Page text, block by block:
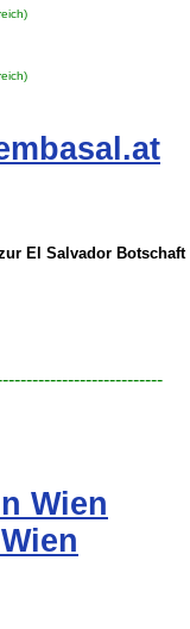
El Salvador Botschaft
Wien